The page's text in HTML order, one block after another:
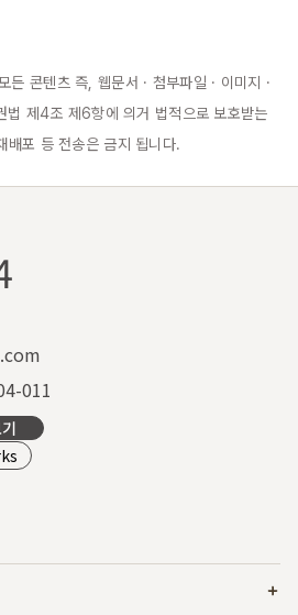
든 콘텐츠 즉, 웹문서 · 첨부파일 · 이미지 ·
법 제4조 제6항에 의거 법적으로 보호받는
배포 등 전송은 금지 됩니다.
011